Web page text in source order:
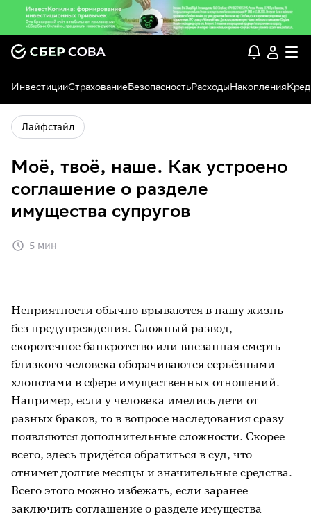
ИнвестицииСтрахованиеБезопасностьРасходыНакопления
Лайфстайл
Моё, твоё, наше. Как устроено
соглашение о разделе
имущества супругов
5 мин
Неприятности обычно врываются в нашу жизнь
без предупреждения. Сложный развод,
скоротечное банкротство или внезапная смерть
близкого человека оборачиваются серьёзными
хлопотами в сфере имущественных отношений.
Например, если у человека имелись дети от
разных браков, то в вопросе наследования сразу
появляются дополнительные сложности. Скорее
всего, здесь придётся обратиться в суд, что
отнимет долгие месяцы и значительные средства.
Всего этого можно избежать, если заранее
заключить соглашение о разделе имущества